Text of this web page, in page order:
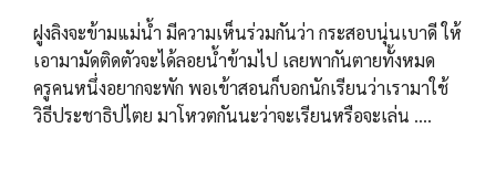
ฝูงลิงจะข้ามแม่น้ำ มีความเห็นร่วมกันว่า กระสอบนุ่นเบาดี ให้
เอามามัดติดตัวจะได้ลอยน้ำข้ามไป เลยพากันตายทั้งหมด
ครูคนหนึ่งอยากจะพัก พอเข้าสอนก็บอกนักเรียนว่าเรามาใช้
วิธีประชาธิปไตย มาโหวตกันนะว่าจะเรียนหรือจะเล่น ....